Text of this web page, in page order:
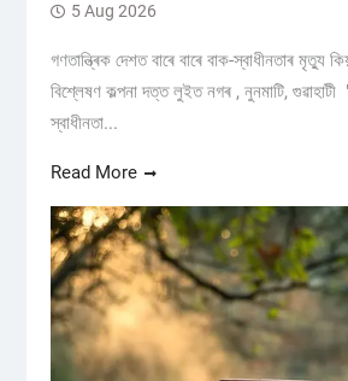
5 Aug 2026
গণতান্ত্ৰিক দেশত বাৰে বাৰে বাক-স্বাধীনতাৰ মৃত্যু
বিশ্লেষণ কল্পনা দত্ত লুইত নগৰ , নুনমাটি, গুৱাহাটী
স্বাধীনতা...
Read More